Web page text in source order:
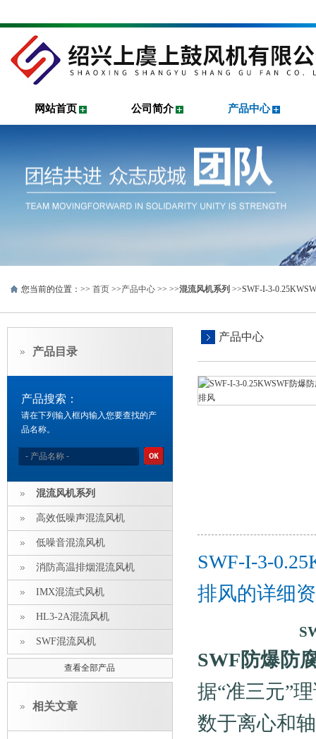
网站首页 公司简介 产品中心
您当前的位置：>> 首页 >>产品中心 >> >>混流风机系列 >>SWF-I-3-
产品目录
产品搜索：
请在下列输入框内输入您要查找的产
品名称。
混流风机系列
高效低噪声混流风机
低噪音混流风机
消防高温排烟混流风机
IMX混流式风机
HL3-2A混流风机
SWF混流风机
查看全部产品
相关文章
产品中心
SWF-I-3-
排风的详细
SWF防爆防
据“准三元”
数于离心和